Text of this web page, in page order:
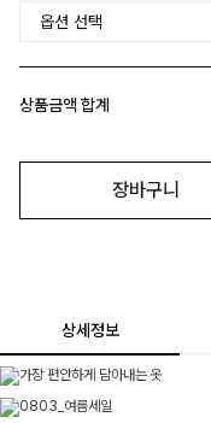
상품금액 합계
장바구니
상세정보